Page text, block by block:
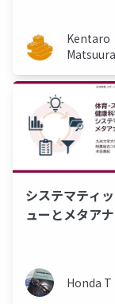
Kentaro
Matsuura
システマティ
ューとメタア
Honda T